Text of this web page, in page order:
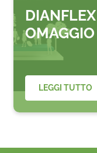
OMAGGIO
LEGGI TUTTO